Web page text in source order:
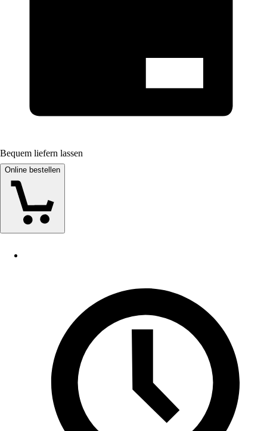
Bequem liefern lassen
Online bestellen